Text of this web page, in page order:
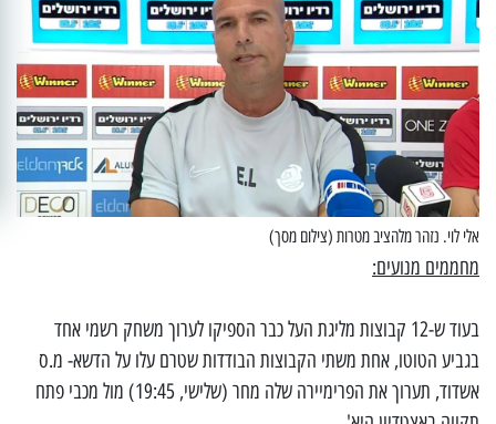
אלי לוי. נזהר מלהציב מטרות (צילום מסך)
מחממים מנועים:
בעוד ש-12 קבוצות מליגת העל כבר הספיקו לערוך משחק רשמי אחד
בגביע הטוטו, אחת משתי הקבוצות הבודדות שטרם עלו על הדשא- מ.ס
אשדוד, תערוך את הפרימיירה שלה מחר (שלישי, 19:45) מול מכבי פתח